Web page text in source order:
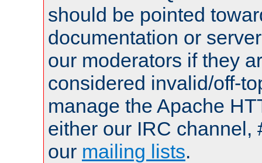
should be pointed
documentation or
our moderators if they
considered invalid/off-
manage the Apache
either our IRC channel,
our mailing lists.